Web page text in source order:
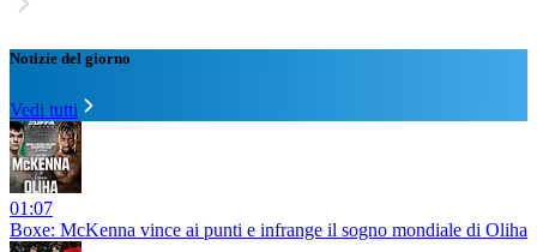
Notizie del giorno
Vedi tutti
01:07
Boxe: McKenna vince ai punti e infrange il sogno mondiale di Oliha